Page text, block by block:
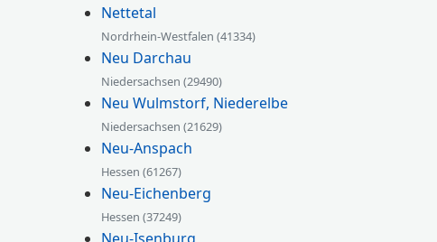
Nettetal
Nordrhein-Westfalen (41334)
Neu Darchau
Niedersachsen (29490)
Neu Wulmstorf, Niederelbe
Niedersachsen (21629)
Neu-Anspach
Hessen (61267)
Neu-Eichenberg
Hessen (37249)
Neu-Isenburg